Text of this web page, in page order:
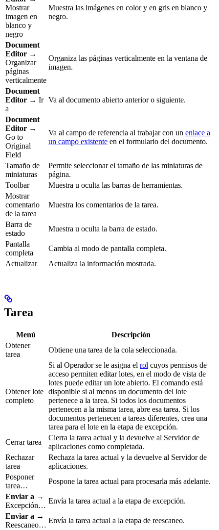
Mostrar
imagen en
blanco y
negro
Muestra las imágenes en color y en gris en blanco y
negro.
Document
Editor →
Organizar
páginas
verticalmente
Organiza las páginas verticalmente en la ventana de
imagen.
Document
Editor → Ir
a
Va al documento abierto anterior o siguiente.
Document
Editor →
Go to
Original
Field
Va al campo de referencia al trabajar con un enlace a
un campo existente en el formulario del documento.
Tamaño de
miniaturas
Permite seleccionar el tamaño de las miniaturas de
página.
Toolbar
Muestra u oculta las barras de herramientas.
Mostrar
comentario
de la tarea
Muestra los comentarios de la tarea.
Barra de
estado
Muestra u oculta la barra de estado.
Pantalla
completa
Cambia al modo de pantalla completa.
Actualizar
Actualiza la información mostrada.
Tarea
Menú
Descripción
Obtener
tarea
Obtiene una tarea de la cola seleccionada.
Obtener lote
completo
Si al Operador se le asigna el rol cuyos permisos de
acceso permiten editar lotes, en el modo de vista de
lotes puede editar un lote abierto. El comando está
disponible si al menos un documento del lote
pertenece a la tarea. Si todos los documentos
pertenecen a la misma tarea, abre esa tarea. Si los
documentos pertenecen a tareas diferentes, crea una
tarea para el lote en la etapa de excepción.
Cerrar tarea
Cierra la tarea actual y la devuelve al Servidor de
aplicaciones como completada.
Rechazar
tarea
Rechaza la tarea actual y la devuelve al Servidor de
aplicaciones.
Posponer
tarea…
Pospone la tarea actual para procesarla más adelante.
Enviar a →
Excepción…
Envía la tarea actual a la etapa de excepción.
Enviar a →
Reescaneo…
Envía la tarea actual a la etapa de reescaneo.